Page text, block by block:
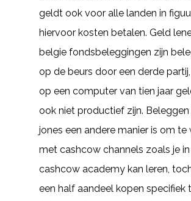
geldt ook voor alle landen in
hiervoor kosten betalen. Geld
belgie fondsbeleggingen zijn
op de beurs door een derde
op een computer van tien jaar
ook niet productief zijn.
jones een andere manier is om te
met cashcow channels zoals je
cashcow academy kan leren,
een half aandeel kopen specifiek